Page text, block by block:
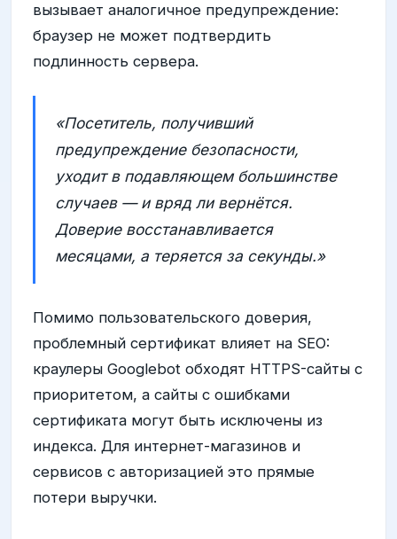
вызывает аналогичное предупреждение:
браузер не может подтвердить
подлинность сервера.
«Посетитель, получивший
предупреждение безопасности,
уходит в подавляющем большинстве
случаев — и вряд ли вернётся.
Доверие восстанавливается
месяцами, а теряется за секунды.»
Помимо пользовательского доверия,
проблемный сертификат влияет на SEO:
краулеры Googlebot обходят HTTPS-сайты с
приоритетом, а сайты с ошибками
сертификата могут быть исключены из
индекса. Для интернет-магазинов и
сервисов с авторизацией это прямые
потери выручки.